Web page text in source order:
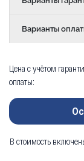
Варианты
Цена с учётом
оплаты:
В стоимость